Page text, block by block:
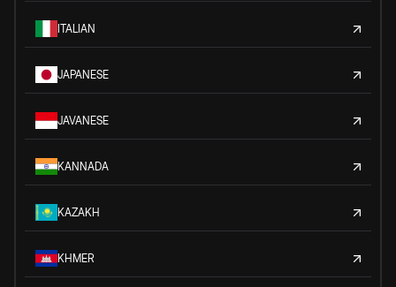
ITALIAN
JAPANESE
JAVANESE
KANNADA
KAZAKH
KHMER